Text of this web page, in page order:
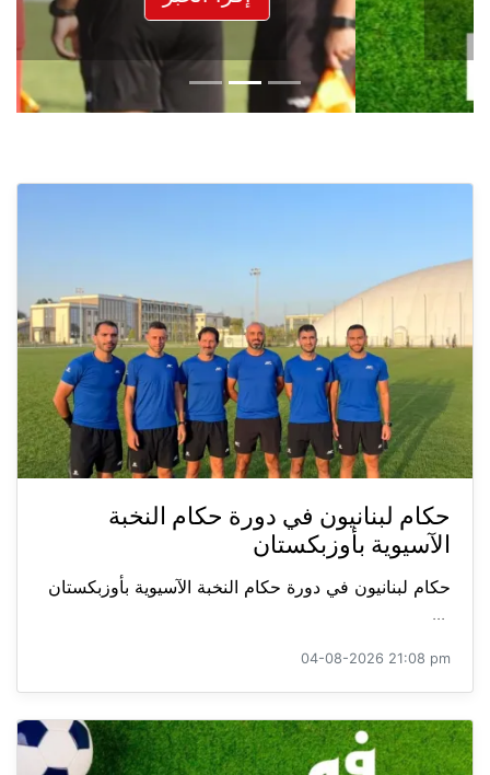
حكام لبنانيون في دورة حكام النخبة
الآسيوية بأوزبكستان
حكام لبنانيون في دورة حكام النخبة الآسيوية بأوزبكستان
...
04-08-2026 21:08 pm